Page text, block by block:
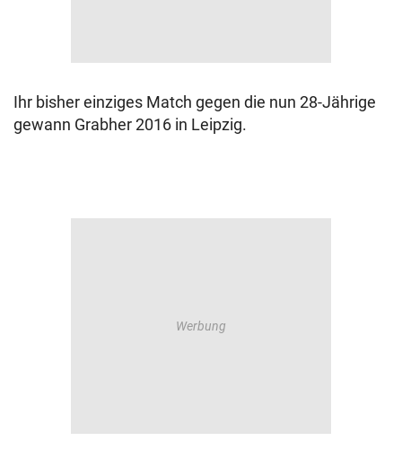
Ihr bisher einziges Match gegen die nun 28-Jährige
gewann Grabher 2016 in Leipzig.